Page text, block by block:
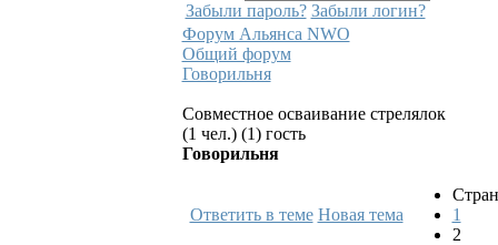
Забыли пароль? Забыли логин?
Форум Альянса NWO
Общий форум
Говорильня
Совместное осваивание стрелялок
(1 чел.) (1) гость
Говорильня
Ответить в теме Новая тема
1
2